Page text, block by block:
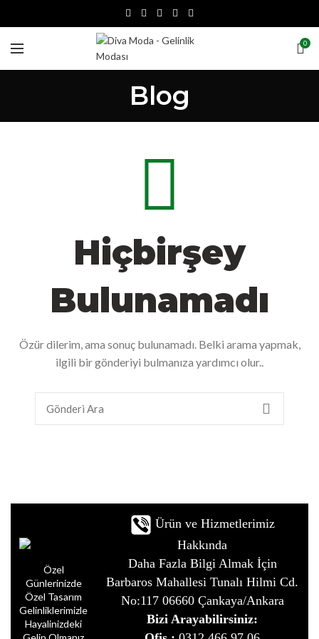
0
Blog
Hiçbirşey
Bulunamadı
Özür dilerim, ama sonuç bulunamadı. Belki arama yapmak,
ilgili bir gönderiyi bulmanıza yardımcı olur..
Özel
Günlerinizde
Özel Tasarım
Gelinliklerimizle
Hayalinizdeki
Ürün ve Hizmetlerimiz
Hakkında
Daha Fazla Bilgi Almak İçin
Barbaros Mahallesi Tunalı Hilmi Cd.
No:117 06660 Çankaya/Ankara
Bizi Arayabilirsiniz: